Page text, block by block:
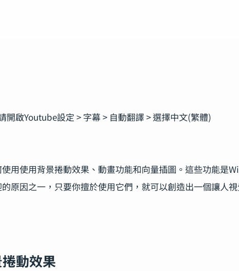
開啟Youtube設定 > 字幕 > 自動翻譯 > 選擇中文(繁體)
用使用背景捲動效果、動畫功能和向量插圖。這些功能是
原因之一，只要你擅於使用它們，就可以創造出一個讓人
動效果